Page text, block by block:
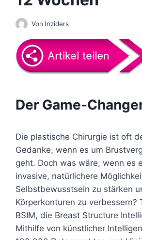
Von Inziders
Der Game-
Die plastische Chirurgie ist oft
Gedanke, wenn es um
geht. Doch was wäre, wenn es
invasive, natürlichere
Selbstbewusstsein zu stärken
Körperkonturen zu verbessern?
BSIM, die Breast Structure
Mithilfe von künstlicher